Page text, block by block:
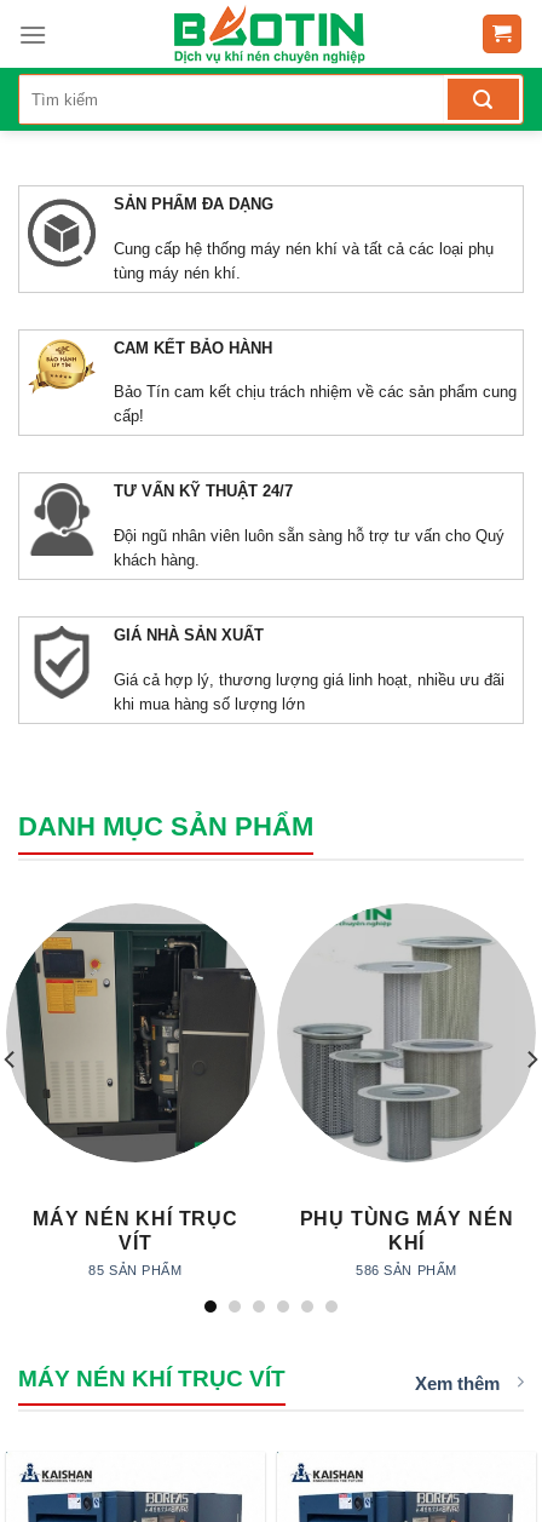
SẢN PHẨM ĐA DẠNG
Cung cấp hệ thống máy nén khí và tất cả các loại phụ
tùng máy nén khí.
CAM KẾT BẢO HÀNH
Bảo Tín cam kết chịu trách nhiệm về các sản phẩm cung
cấp!
TƯ VẤN KỸ THUẬT 24/7
Đội ngũ nhân viên luôn sẵn sàng hỗ trợ tư vấn cho Quý
khách hàng.
GIÁ NHÀ SẢN XUẤT
Giá cả hợp lý, thương lượng giá linh hoạt, nhiều ưu đãi
khi mua hàng số lượng lớn
DANH MỤC SẢN PHẨM
MÁY NÉN KHÍ TRỤC
VÍT
85 SẢN PHẨM
PHỤ TÙNG MÁY NÉN
KHÍ
586 SẢN PHẨM
MÁY NÉN KHÍ TRỤC VÍT Xem thêm